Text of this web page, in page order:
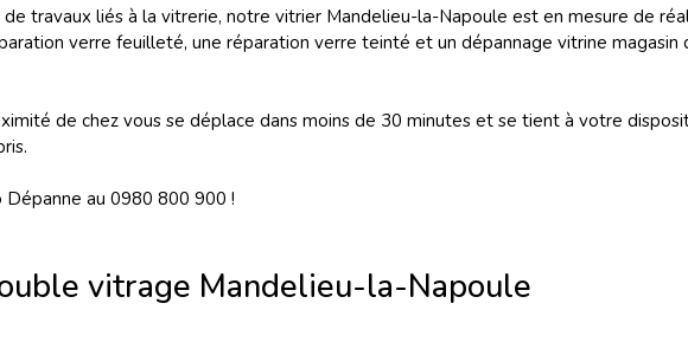
travaux liés à la vitrerie, notre vitrier Mandelieu-la-Napoule est en mesure de
verre feuilleté, une réparation verre teinté et un dépannage vitrine
de chez vous se déplace dans moins de 30 minutes et se tient à votre
au 0980 800 900 !
vitrage Mandelieu-la-Napoule